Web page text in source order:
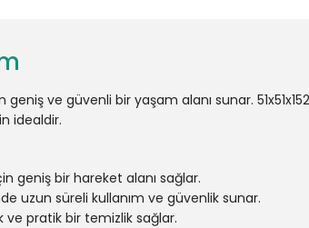
ve güvenli bir yaşam alanı sunar.
idealdir.
geniş bir hareket alanı sağlar.
uzun süreli kullanım ve güvenlik sunar.
ve pratik bir temizlik sağlar.